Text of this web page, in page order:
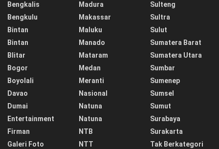
Bengkalis
Bengkulu
Bintan
Bintan
Blitar
Bogor
Boyolali
Davao
Dumai
Entertainment
Firman
Galeri Foto
Madura
Makassar
Maluku
Manado
Mataram
Medan
Meranti
Nasional
Natuna
Natuna
NTB
NTT
Sulteng
Sultra
Sulut
Sumatera Barat
Sumatera Utara
Sumbar
Sumenep
Sumsel
Sumut
Surabaya
Surakarta
Tak Berkategori